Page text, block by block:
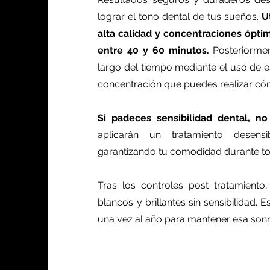
lograr el tono dental de tus sueños.
alta calidad y concentraciones
entre 40 y 60 minutos.
largo del tiempo mediante el uso de
concentración que puedes realizar
Si padeces sensibilidad dental,
aplicarán un tratamiento
garantizando tu comodidad durante
Tras los controles post
blancos y brillantes sin sensibilidad.
una vez al año para mantener esa